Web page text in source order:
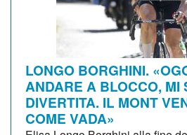
LONGO BORGHINI.
ANDARE A BLOCCO, MI
DIVERTITA. IL MONT
COME VADA»